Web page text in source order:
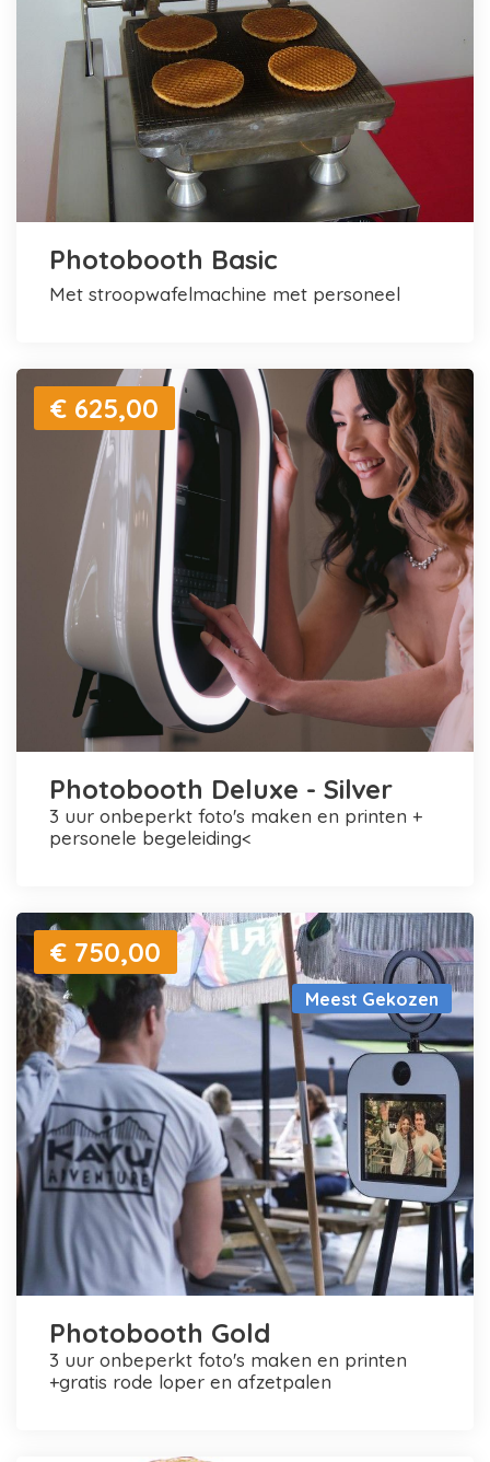
Photobooth Basic
met stroopwafelmachine met personeel
€ 625,00
Photobooth Deluxe - Silver
3 uur onbeperkt foto's maken en printen +
personele begeleiding<
Meest Gekozen
€ 750,00
Photobooth Gold
3 uur onbeperkt foto's maken en printen
+gratis rode loper en afzetpalen